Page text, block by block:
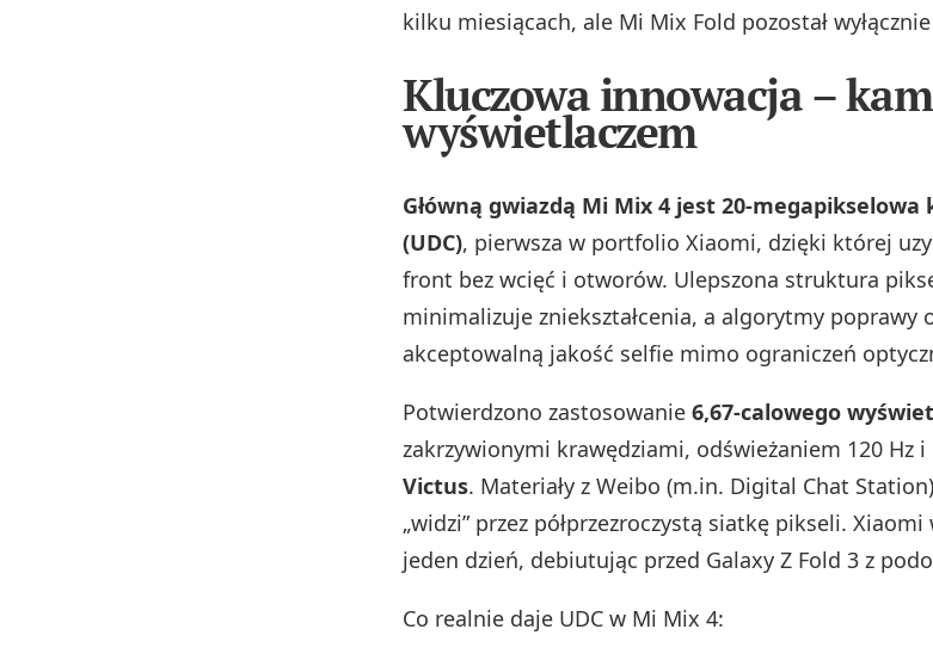
kilku miesiącach, ale Mi Mix Fold pozostał
Kluczowa innowacja –
wyświetlaczem
Główną gwiazdą Mi Mix 4 jest 20-
(UDC), pierwsza w portfolio Xiaomi, dzięki której
front bez wcięć i otworów. Ulepszona struktura
minimalizuje zniekształcenia, a algorytmy poprawy
akceptowalną jakość selfie mimo ograniczeń
Potwierdzono zastosowanie 6,67-calowego
zakrzywionymi krawędziami, odświeżaniem 120 Hz
Victus. Materiały z Weibo (m.in. Digital Chat
„widzi” przez półprzezroczystą siatkę pikseli. Xiaomi
jeden dzień, debiutując przed Galaxy Z Fold 3 z
Co realnie daje UDC w Mi Mix 4: